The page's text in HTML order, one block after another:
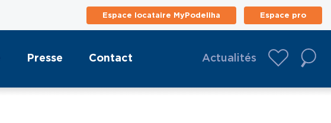
Espace locataire MyPodeliha Espace pro
Presse Contact Actualités